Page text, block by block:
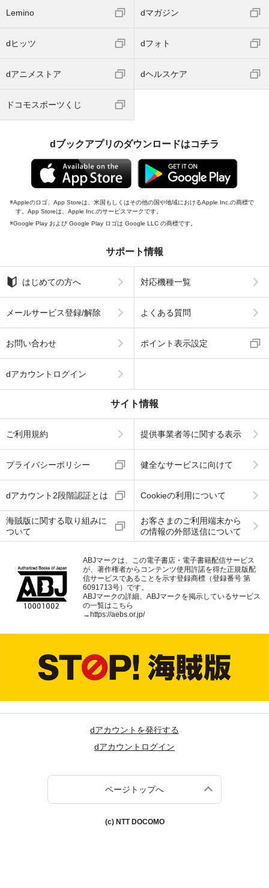
Lemino dマガジン
dヒッツ dフォト
dアニメストア dヘルスケア
ドコモスポーツくじ
dブックアプリのダウンロードはコチラ
Appleのロゴ、App Storeは、米国もしくはその他の国や地域におけるApple Inc.の商標で
す。App Storeは、Apple Inc.のサービスマークです。
Google Play および Google Play ロゴは Google LLC の商標です。
サポート情報
はじめての方へ 対応機種一覧
メールサービス登録/解除 よくある質問
お問い合わせ ポイント表示設定
dアカウントログイン
サイト情報
ご利用規約 提供事業者等に関する表示
プライバシーポリシー 健全なサービスに向けて
dアカウント2段階認証とは Cookieの利用について
海賊版に関する取り組みに
ついて
お客さまのご利用端末から
の情報の外部送信について
ABJマークは、この電子書店・電子書籍配信サービス
が、著作権者からコンテンツ使用許諾を得た正規版配
信サービスであることを示す登録商標（登録番号 第
6091713号）です。
ABJマークの詳細、ABJマークを掲示しているサービス
の一覧はこちら
→https://aebs.or.jp/
dアカウントを発行する
dアカウントログイン
ページトップへ
(c) NTT DOCOMO